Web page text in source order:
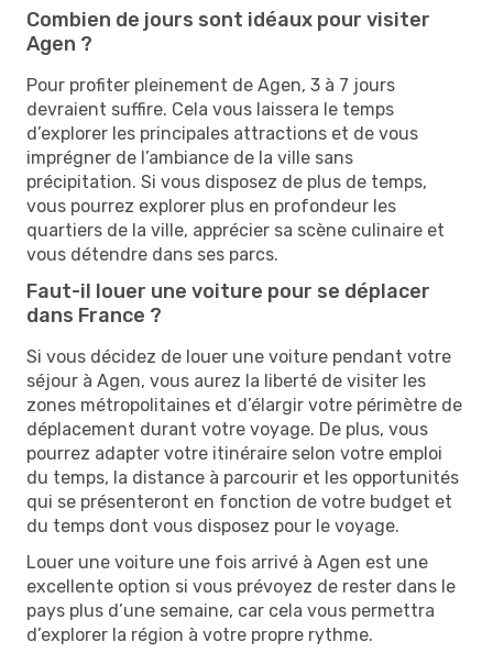
Combien de jours sont idéaux pour visiter
Agen ?
Pour profiter pleinement de Agen, 3 à 7 jours
devraient suffire. Cela vous laissera le temps
d’explorer les principales attractions et de vous
imprégner de l’ambiance de la ville sans
précipitation. Si vous disposez de plus de temps,
vous pourrez explorer plus en profondeur les
quartiers de la ville, apprécier sa scène culinaire et
vous détendre dans ses parcs.
Faut-il louer une voiture pour se déplacer
dans France ?
Si vous décidez de louer une voiture pendant votre
séjour à Agen, vous aurez la liberté de visiter les
zones métropolitaines et d’élargir votre périmètre de
déplacement durant votre voyage. De plus, vous
pourrez adapter votre itinéraire selon votre emploi
du temps, la distance à parcourir et les opportunités
qui se présenteront en fonction de votre budget et
du temps dont vous disposez pour le voyage.
Louer une voiture une fois arrivé à Agen est une
excellente option si vous prévoyez de rester dans le
pays plus d’une semaine, car cela vous permettra
d’explorer la région à votre propre rythme.